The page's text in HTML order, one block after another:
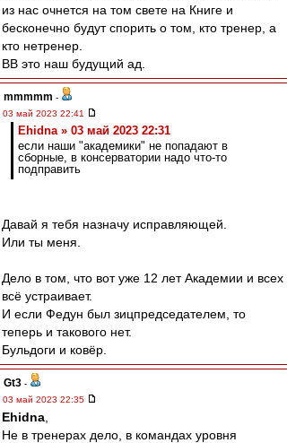
из нас очнется на том свете на Книге и
бесконечно будут спорить о том, кто тренер, а
кто нетренер.
ВВ это наш будущий ад.
mmmmm -
03 май 2023 22:41
Ehidna » 03 май 2023 22:31
если наши "академики" не попадают в
сборные, в консерватории надо что-то
подправить
Давай я тебя назначу исправляющей.
Или ты меня.
Дело в том, что вот уже 12 лет Академии и всех
всё устраивает.
И если Федун был зицпредседателем, то
теперь и такового нет.
Бульдоги и ковёр.
Gt3 -
03 май 2023 22:35
Ehidna
Не в тренерах дело, в командах уровня